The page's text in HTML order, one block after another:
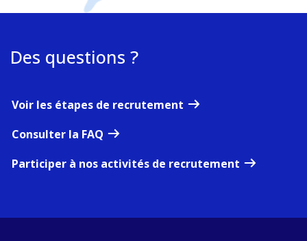
Des questions ?
Voir les étapes de recrutement
Consulter la FAQ
Participer à nos activités de recrutement